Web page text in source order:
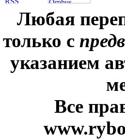
Любая
только с
указанием
Все